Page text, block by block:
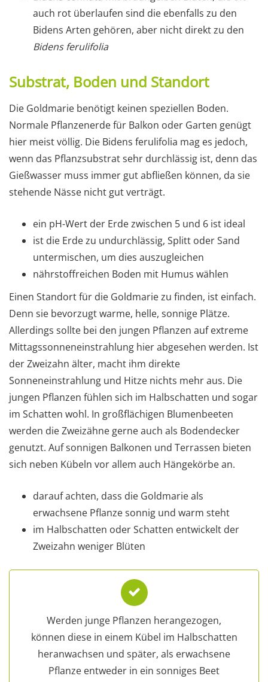
auch rot überlaufen sind die ebenfalls zu den
Bidens Arten gehören, aber nicht direkt zu den
Bidens ferulifolia
Substrat, Boden und Standort
Die Goldmarie benötigt keinen speziellen Boden.
Normale Pflanzenerde für Balkon oder Garten genügt
hier meist völlig. Die Bidens ferulifolia mag es jedoch,
wenn das Pflanzsubstrat sehr durchlässig ist, denn das
Gießwasser muss immer gut abfließen können, da sie
stehende Nässe nicht gut verträgt.
ein pH-Wert der Erde zwischen 5 und 6 ist ideal
ist die Erde zu undurchlässig, Splitt oder Sand
untermischen, um dies auszugleichen
nährstoffreichen Boden mit Humus wählen
Einen Standort für die Goldmarie zu finden, ist einfach.
Denn sie bevorzugt warme, helle, sonnige Plätze.
Allerdings sollte bei den jungen Pflanzen auf extreme
Mittagssonneneinstrahlung hier abgesehen werden. Ist
der Zweizahn älter, macht ihm direkte
Sonneneinstrahlung und Hitze nichts mehr aus. Die
jungen Pflanzen fühlen sich im Halbschatten und sogar
im Schatten wohl. In großflächigen Blumenbeeten
werden die Zweizähne gerne auch als Bodendecker
genutzt. Auf sonnigen Balkonen und Terrassen bieten
sich neben Kübeln vor allem auch Hängekörbe an.
darauf achten, dass die Goldmarie als
erwachsene Pflanze sonnig und warm steht
im Halbschatten oder Schatten entwickelt der
Zweizahn weniger Blüten
Werden junge Pflanzen herangezogen,
können diese in einem Kübel im Halbschatten
heranwachsen und später, als erwachsene
Pflanze entweder in ein sonniges Beet